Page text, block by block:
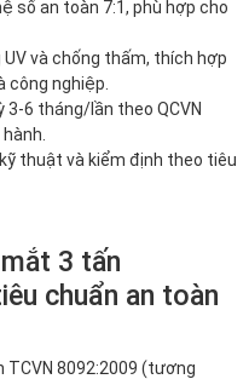
số an toàn 7:1, phù hợp cho
và chống thấm, thích hợp
nghiệp.
3-6 tháng/lần theo QCVN
thuật và kiểm định theo tiêu
3 tấn
chuẩn an toàn
8092:2009 (tương